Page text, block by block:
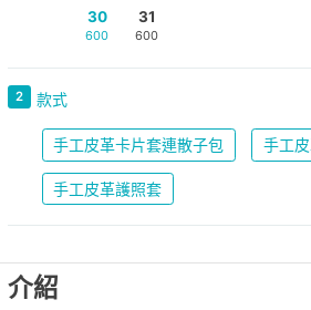
30
600
31
600
2 款式
手工皮革卡片套連散子包 手工
手工皮革護照套
介紹